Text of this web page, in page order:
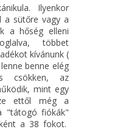
Ilyenkor
a sütőre vagy a
a hőség elleni
többet
kívánunk (
benne elég
csökken, az
mint egy
ettől még a
"tátogó fiókák"
a 38 fokot.